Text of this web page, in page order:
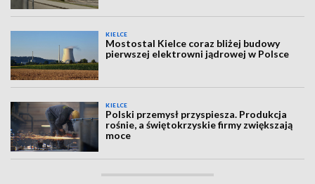
KIELCE
Mostostal Kielce coraz bliżej budowy
pierwszej elektrowni jądrowej w Polsce
KIELCE
Polski przemysł przyspiesza. Produkcja
rośnie, a świętokrzyskie firmy zwiększają
moce